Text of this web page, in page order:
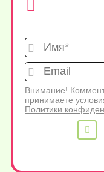
Внимание!
принимаете
Политики